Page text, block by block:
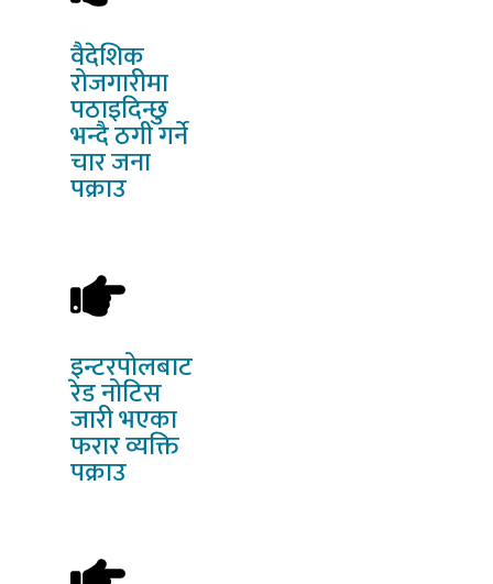
वैदेशिक
रोजगारीमा
पठाइदिन्छु
भन्दै ठगी गर्ने
चार जना
पक्राउ
इन्टरपोलबाट
रेड नोटिस
जारी भएका
फरार व्यक्ति
पक्राउ